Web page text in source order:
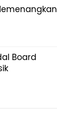
Board